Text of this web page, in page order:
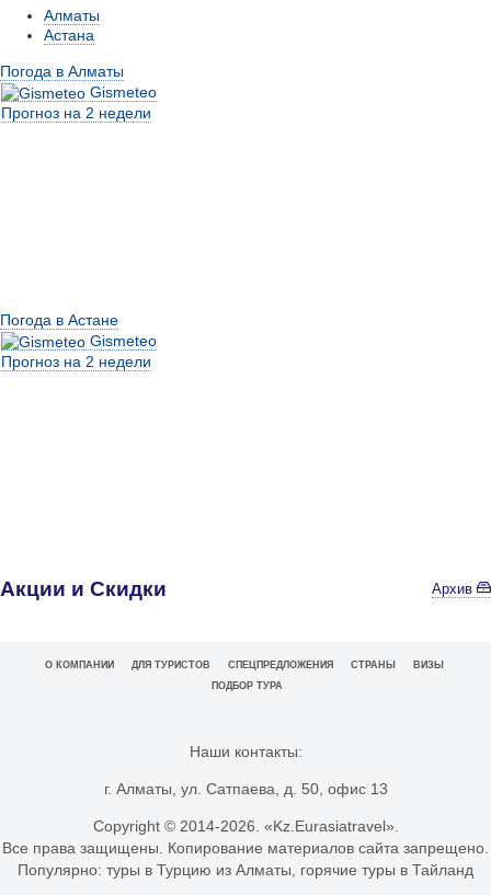
Алматы
Астана
Погода в Алматы
Gismeteo
Прогноз на 2 недели
Погода в Астане
Gismeteo
Прогноз на 2 недели
Акции и Скидки Архив
О КОМПАНИИ ДЛЯ ТУРИСТОВ СПЕЦПРЕДЛОЖЕНИЯ СТРАНЫ
ВИЗЫ
ПОДБОР ТУРА
Наши контакты:
г. Алматы, ул. Сатпаева, д. 50, офис 13
Copyright © 2014-2026. «Kz.Eurasiatravel».
Все права защищены. Копирование материалов сайта запрещено.
Популярно: туры в Турцию из Алматы горячие туры в Тайланд